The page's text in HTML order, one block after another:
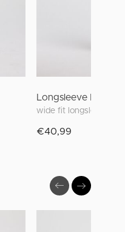
Longsleeve Lilly
wide fit longsleeve
€40,99